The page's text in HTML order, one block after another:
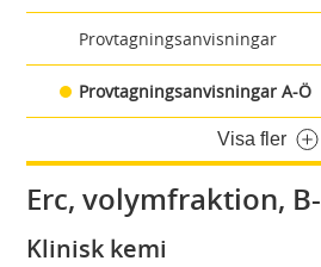
Provtagningsanvisningar
Provtagningsanvisningar A-Ö
Visa fler
Erc, volymfraktion, B-
Klinisk kemi